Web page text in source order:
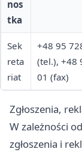
nos
tka
Sek
reta
riat
+48 95
(tel.), +48
01 (fax)
Zgłoszenia,
W zależności
zgłoszenia i